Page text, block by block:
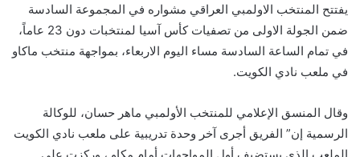
يفتتح المنتخب الاولمبي العراقي مشواره في المجموعة السادسة
ضمن الجولة الاولى من تصفيات كأس آسيا لمنتخبات دون 23 عاماً،
في تمام الساعة السادسة مساء اليوم الاربعاء، بمواجهة منتخب ماكاو
في ملعب نادي الكويت.
وقال المنسق الإعلامي للمنتخب الأولمبي ماهر حسان، للوكالة
الرسمية إن” الفريق أجرى آخر وحدة تدريبية على ملعب نادي الكويت